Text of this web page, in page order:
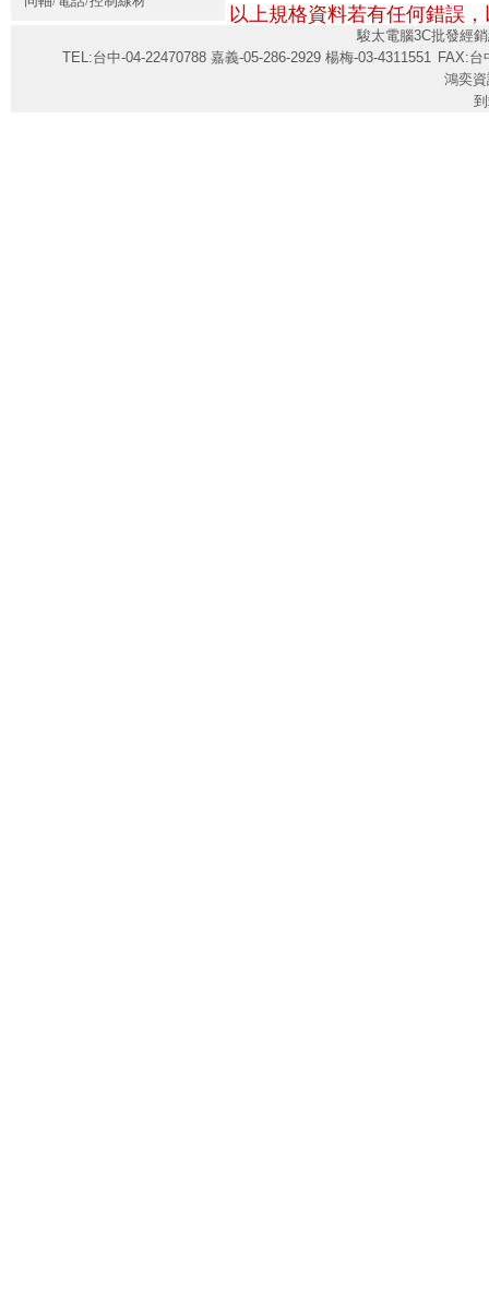
以上規格資料若有任何錯誤
駿太電腦3C批發經
TEL:台中-04-22470788 嘉義-05-286-2929 楊梅-03-4311551 FAX:台
鴻奕